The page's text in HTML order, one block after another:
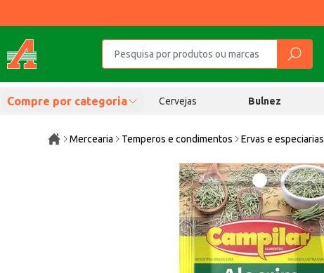
Compre por categoria Cervejas Bulnez
Mercearia Temperos e condimentos Ervas e especiarias